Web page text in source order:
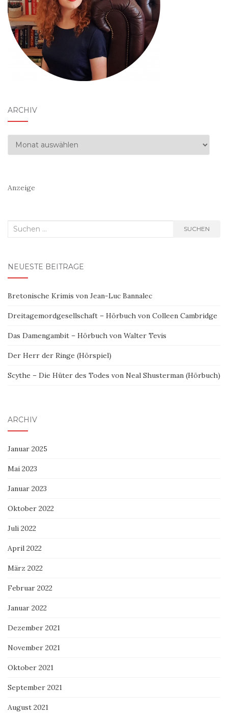
ARCHIV
Archiv
Anzeige
Suchen
SUCHEN
NEUESTE BEITRÄGE
Bretonische Krimis von Jean-Luc Bannalec
Dreitagemordgesellschaft – Hörbuch von Colleen Cambridge
Das Damengambit – Hörbuch von Walter Tevis
Der Herr der Ringe (Hörspiel)
Scythe – Die Hüter des Todes von Neal Shusterman (Hörbuch)
ARCHIV
Januar 2025
Mai 2023
Januar 2023
Oktober 2022
Juli 2022
April 2022
März 2022
Februar 2022
Januar 2022
Dezember 2021
November 2021
Oktober 2021
September 2021
August 2021